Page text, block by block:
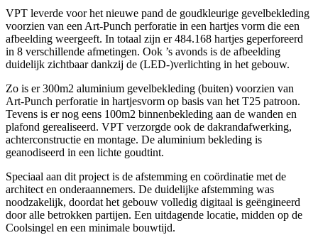
VPT leverde voor het nieuwe pand de goudkleurige gevelbekleding
voorzien van een Art-Punch perforatie in een hartjes vorm die een
afbeelding weergeeft. In totaal zijn er 484.168 hartjes geperforeerd
in 8 verschillende afmetingen. Ook ’s avonds is de afbeelding
duidelijk zichtbaar dankzij de (LED-)verlichting in het gebouw.
Zo is er 300m2 aluminium gevelbekleding (buiten) voorzien van
Art-Punch perforatie in hartjesvorm op basis van het T25 patroon.
Tevens is er nog eens 100m2 binnenbekleding aan de wanden en
plafond gerealiseerd. VPT verzorgde ook de dakrandafwerking,
achterconstructie en montage. De aluminium bekleding is
geanodiseerd in een lichte goudtint.
Speciaal aan dit project is de afstemming en coördinatie met de
architect en onderaannemers. De duidelijke afstemming was
noodzakelijk, doordat het gebouw volledig digitaal is geëngineerd
door alle betrokken partijen. Een uitdagende locatie, midden op de
Coolsingel en een minimale bouwtijd.